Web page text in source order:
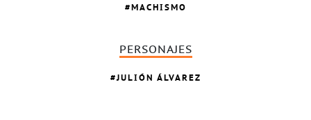
MACHISMO
PERSONAJES
JULIÓN ÁLVAREZ